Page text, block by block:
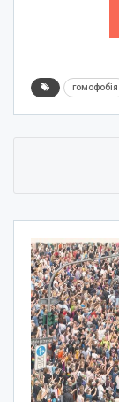
гомофобія